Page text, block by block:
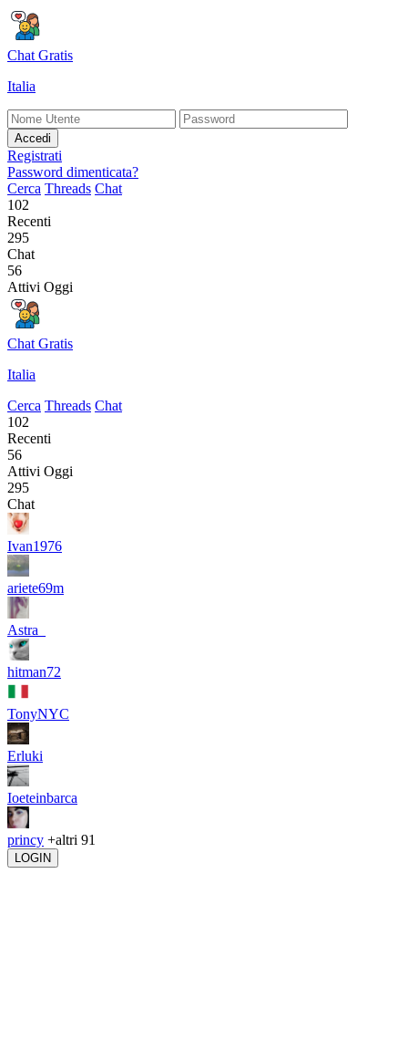
Chat Gratis
Italia
Accedi
Registrati
Password dimenticata?
Cerca Threads Chat
102
Recenti
295
Chat
56
Attivi Oggi
Chat Gratis
Italia
Cerca Threads Chat
102
Recenti
56
Attivi Oggi
295
Chat
Ivan1976
ariete69m
Astra_
hitman72
TonyNYC
Erluki
Ioeteinbarca
princy +altri 91
LOGIN